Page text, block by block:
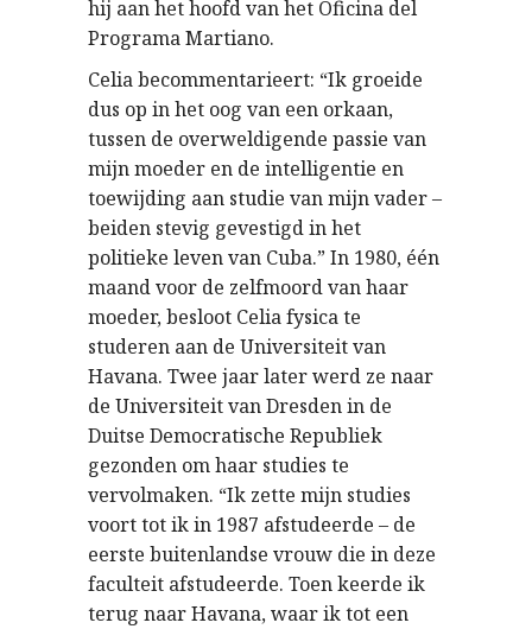
hij aan het hoofd van het Oficina del
Programa Martiano.
Celia becommentarieert: “Ik groeide
dus op in het oog van een orkaan,
tussen de overweldigende passie van
mijn moeder en de intelligentie en
toewijding aan studie van mijn vader –
beiden stevig gevestigd in het
politieke leven van Cuba.” In 1980, één
maand voor de zelfmoord van haar
moeder, besloot Celia fysica te
studeren aan de Universiteit van
Havana. Twee jaar later werd ze naar
de Universiteit van Dresden in de
Duitse Democratische Republiek
gezonden om haar studies te
vervolmaken. “Ik zette mijn studies
voort tot ik in 1987 afstudeerde – de
eerste buitenlandse vrouw die in deze
faculteit afstudeerde. Toen keerde ik
terug naar Havana, waar ik tot een